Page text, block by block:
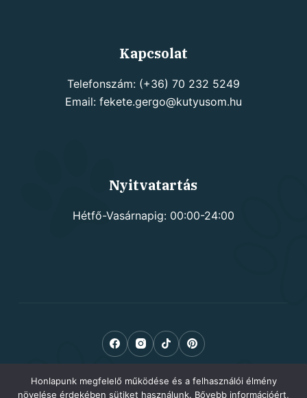
Kapcsolat
Telefonszám: (+36) 70 232 5249
Email: fekete.gergo@kutyusom.hu
Nyitvatartás
Hétfő-Vasárnapig: 00:00-24:00
Honlapunk megfelelő működése és a felhasználói élmény
növelése érdekében sütiket használunk. Bővebb információért,